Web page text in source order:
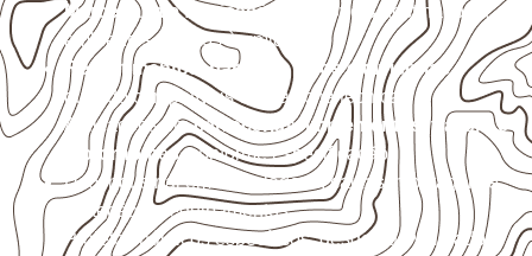
Marcenaria e fabricação de móveisdestinados a
ambientes sujeitos à umidade.
Revestimentos, paredes, pisos e divisórias,
quando compatíveis com a ficha técnica.
Aplicações emcarrocerias, implementos, trailers e
motorhomes, conforme especificação.
Uso industrial em embalagens, caixas, montagem e
proteção de equipamentos.
Projetos náuticos específicos, desde que validados